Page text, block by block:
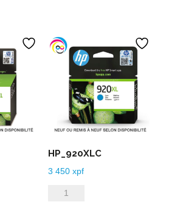
HP_920XLC
3 450xpf
quantité